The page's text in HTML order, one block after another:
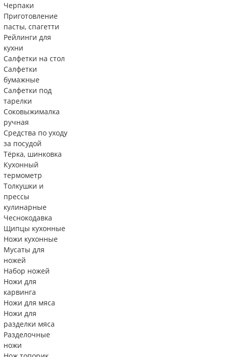
Черпаки
Приготовление
пасты, спагетти
Рейлинги для
кухни
Салфетки на стол
Салфетки
бумажные
Салфетки под
тарелки
Соковыжималка
ручная
Средства по уходу
за посудой
Тëрка, шинковка
Кухонный
термометр
Толкушки и
прессы
кулинарные
Чеснокодавка
Щипцы кухонные
Ножи кухонные
Мусаты для
ножей
Набор ножей
Ножи для
карвинга
Ножи для мяса
Ножи для
разделки мяса
Разделочные
ножи